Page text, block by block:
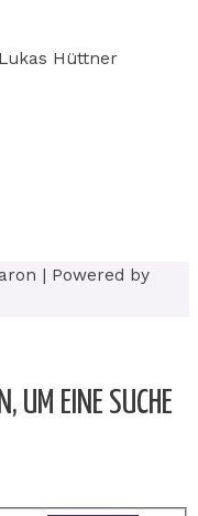
Hüttner
| Powered by
UM EINE SUCHE